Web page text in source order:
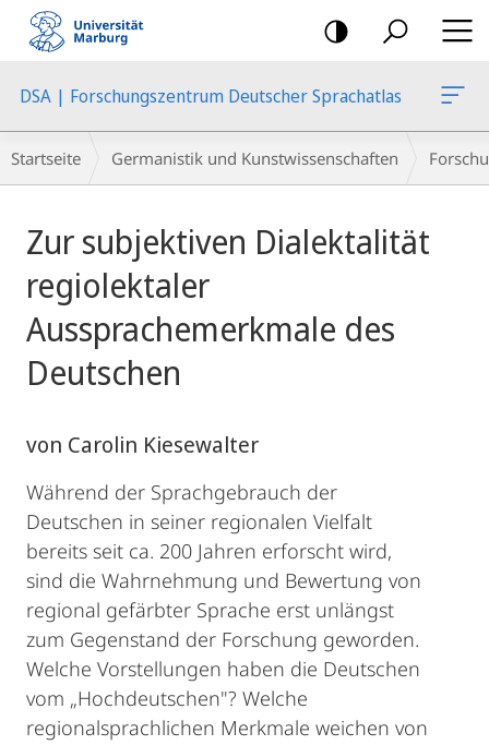
Mobile-
Navigation
DSA | Forschungszentrum Deutscher Sprachatlas
Breadcrumb-
Navigation
Startseite Germanistik und Kunstwissenschaften
Zur subjektiven Dialektalität
regiolektaler
Aussprachemerkmale des
Deutschen
von Carolin Kiesewalter
Während der Sprachgebrauch der
Deutschen in seiner regionalen Vielfalt
bereits seit ca. 200 Jahren erforscht wird,
sind die Wahrnehmung und Bewertung von
regional gefärbter Sprache erst unlängst
zum Gegenstand der Forschung geworden.
Welche Vorstellungen haben die Deutschen
vom „Hochdeutschen"? Welche
regionalsprachlichen Merkmale weichen von